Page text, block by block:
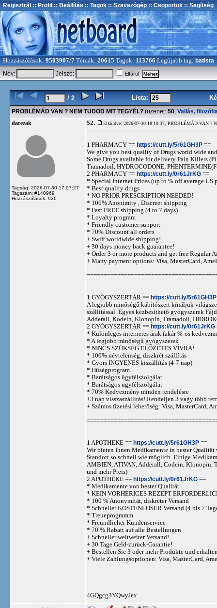
Regisztrál :: Profil :: Beállítás :: Tagok :: Szavazógép :: Csoportok :: Segítség
Hozzászólások: 9503907/7 Témák: 20615 Tagok: 113766 Legújabb tag: batista
Név:
Jelszó: Eltárol
/ 2 Lista:
PROBLÉMÁD VAN ? NEM TUDOD MIT TEGYÉL? (üzenet: 50, Vallás,
darezak
Tagság: 2026-07-30 17:07:27
Tagszám: #140969
Hozzászólások: 926
52. Elküldve: 2026-07-30 18:19:37, PROBLÉMÁD VAN ?
1 PHARMACY == https://cutt.ly/5r61GH3P ==
We give you best quality of Drugs world wide
Some Drugs available for delivery Pain Killers
Tramadoil, HYDROCODONE,
2 PHARMACY == https://cutt.ly/0r61JrKG ==
* Special Internet Prices (up to % off average US
* Best quality drugs
* NO PRIOR PRESCRIPTION NEEDED!
* 100% Anonimity , Discreet shipping
* Fast FREE shipping (4 to 7 days)
* Loyalty program
* Friendly customer support
* 70% Discount all orders
+ Swift worldwide shipping!
+ 30 days money back guarantee!
+ Order 3 or more products and get free Regular
+ Many payment options: Visa, MasterCard,
1 GYÓGYSZERTÁR == https://cutt.ly/5r61GH3P
A legjobb minőségű kábítószert kínáljuk
szállítással. Egyes kézbesíthető gyógyszerek
Adderall, Kodein, Klonopin, Tramadoil,
2 GYÓGYSZERTÁR == https://cutt.ly/0r61JrKG
* Különleges internetes árak (akár %-os
* A legjobb minőségű gyógyszerek
* NINCS SZÜKSÉG ELŐZETES VÍVRA!
* 100% névtelenség, diszkrét szállítás
* Gyors INGYENES kiszállítás (4-7 nap)
* Hűségprogram
* Barátságos ügyfélszolgálat
* Barátságos ügyfélszolgálat
* 70% Kedvezmény minden rendelésre
+3 nap visszaszállítás! Rendeljen 3 vagy több
+ Számos fizetési lehetőség: Visa, MasterCard,
1 APOTHEKE == https://cutt.ly/5r61GH3P ==
Wir bieten Ihnen Medikamente in bester
Standort so schnell wie möglich. Einige
AMBIEN, ATIVAN, Adderall, Codein, Klonopin,
und mehr Preis)
2 APOTHEKE == https://cutt.ly/0r61JrKG ==
* Medikamente von bester Qualität
* KEIN VORHERIGES REZEPT
* 100 % Anonymität, diskreter Versand
* Schneller KOSTENLOSER Versand (4 bis 7
* Treueprogramm
* Freundlicher Kundenservice
* 70 % Rabatt auf alle Bestellungen
+ Schneller weltweiter Versand!
+ 30 Tage Geld-zurück-Garantie!
+ Bestellen Sie 3 oder mehr Produkte und
+ Viele Zahlungsoptionen: Visa, MasterCard,
4GQgcg3YQwyJex